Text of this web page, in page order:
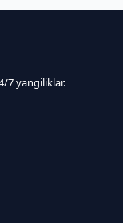
7 yangiliklar.